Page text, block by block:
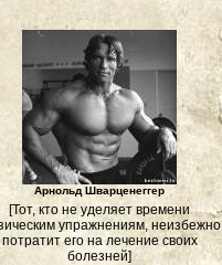
Арнольд Шварценеггер
[Тот, кто не уделяет времени
упражнениям, неизбежно
потратит его на лечение своих
болезней]